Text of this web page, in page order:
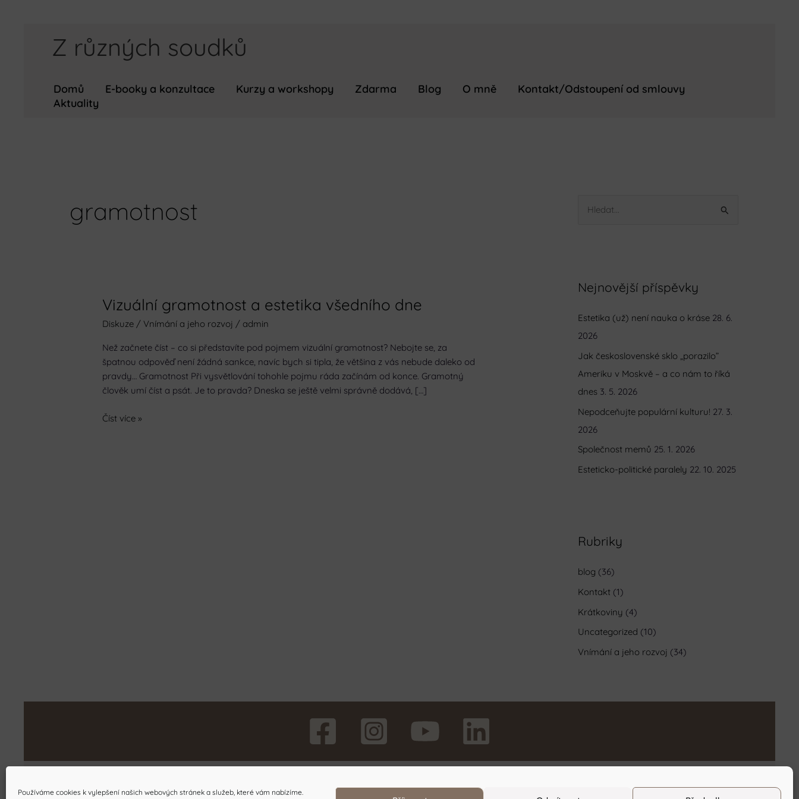
Používáme cookies k vylepšení našich webových stránek a služeb, které vám nabízíme.
Z různých soudků
Domů E-booky a konzultace Kurzy a workshopy Zdarma Blog O mně
Kontakt/Odstoupení od smlouvy
Aktuality
gramotnost
Vizuální gramotnost a estetika všedního dne
Diskuze / Vnímání a jeho rozvoj / admin
Než začnete číst – co si představíte pod pojmem vizuální gramotnost? Nebojte se, za
špatnou odpověď není žádná sankce, navíc bych si tipla, že většina z vás nebude daleko od
pravdy… Gramotnost Při vysvětlování tohohle pojmu ráda začínám od konce. Gramotný
člověk umí číst a psát. Je to pravda? Dneska se ještě velmi správně dodává, […]
Vizuální
a
estetika
všedního
dne
Číst více »
e
a
t
p
r
o
:
Nejnovější příspěvky
Estetika (už) není nauka o kráse 28. 6.
2026
Jak československé sklo „porazilo”
Ameriku v Moskvě – a co nám to říká
dnes 3. 5. 2026
Nepodceňujte populární kulturu! 27. 3.
2026
Společnost memů 25. 1. 2026
Esteticko-politické paralely 22. 10. 2025
Rubriky
blog (36)
Kontakt (1)
Krátkoviny (4)
Uncategorized (10)
Vnímání a jeho rozvoj (34)